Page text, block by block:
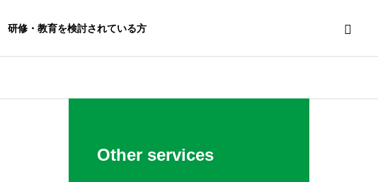
研修・教育を検討されている方
Other services